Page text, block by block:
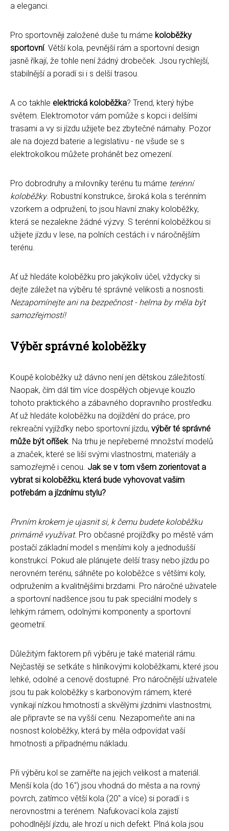
a eleganci.
Pro sportovněji založené duše tu máme koloběžky
sportovní. Větší kola, pevnější rám a sportovní design
jasně říkají, že tohle není žádný drobeček. Jsou rychlejší,
stabilnější a poradí si i s delší trasou.
A co takhle elektrická koloběžka? Trend, který hýbe
světem. Elektromotor vám pomůže s kopci i delšími
trasami a vy si jízdu užijete bez zbytečné námahy. Pozor
ale na dojezd baterie a legislativu - ne všude se s
elektrokolkou můžete prohánět bez omezení.
Pro dobrodruhy a milovníky terénu tu máme terénní
koloběžky. Robustní konstrukce, široká kola s terénním
vzorkem a odpružení, to jsou hlavní znaky koloběžky,
která se nezalekne žádné výzvy. S terénní koloběžkou si
užijete jízdu v lese, na polních cestách i v náročnějším
terénu.
Ať už hledáte koloběžku pro jakýkoliv účel, vždycky si
dejte záležet na výběru té správné velikosti a nosnosti.
Nezapomínejte ani na bezpečnost - helma by měla být
samozřejmostí!
Výběr správné koloběžky
Koupě koloběžky už dávno není jen dětskou záležitostí.
Naopak, čím dál tím více dospělých objevuje kouzlo
tohoto praktického a zábavného dopravního prostředku.
Ať už hledáte koloběžku na dojíždění do práce, pro
rekreační vyjížďky nebo sportovní jízdu, výběr té správné
může být oříšek . Na trhu je nepřeberné množství modelů
a značek, které se liší svými vlastnostmi, materiály a
samozřejmě i cenou. Jak se v tom všem zorientovat a
vybrat si koloběžku, která bude vyhovovat vašim
potřebám a jízdnímu stylu?
Prvním krokem je ujasnit si, k čemu budete koloběžku
primárně využívat. Pro občasné projížďky po městě vám
postačí základní model s menšími koly a jednodušší
konstrukcí. Pokud ale plánujete delší trasy nebo jízdu po
nerovném terénu, sáhněte po koloběžce s většími koly,
odpružením a kvalitnějšími brzdami. Pro náročné uživatele
a sportovní nadšence jsou tu pak speciální modely s
lehkým rámem, odolnými komponenty a sportovní
geometrií.
Důležitým faktorem při výběru je také materiál rámu.
Nejčastěji se setkáte s hliníkovými koloběžkami, které jsou
lehké, odolné a cenově dostupné. Pro náročnější uživatele
jsou tu pak koloběžky s karbonovým rámem, které
vynikají nízkou hmotností a skvělými jízdními vlastnostmi,
ale připravte se na vyšší cenu. Nezapomeňte ani na
nosnost koloběžky, která by měla odpovídat vaší
hmotnosti a případnému nákladu.
Při výběru kol se zaměřte na jejich velikost a materiál.
Menší kola (do 16") jsou vhodná do města a na rovný
povrch, zatímco větší kola (20" a více) si poradí i s
nerovnostmi a terénem. Nafukovací kola zajistí
pohodlnější jízdu, ale hrozí u nich defekt. Plná kola jsou